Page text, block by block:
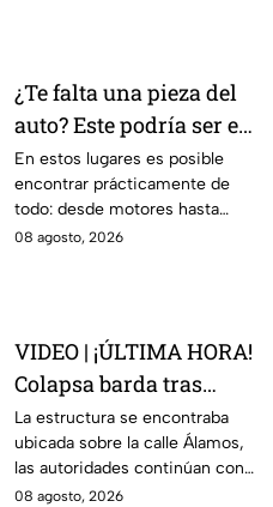
¿Te falta una pieza del
auto? Este podría ser el
lugar ideal para los
automovilistas
En estos lugares es posible
encontrar prácticamente de
todo: desde motores hasta
transmisores.
08 agosto, 2026
VIDEO | ¡ÚLTIMA HORA!
Colapsa barda tras
intensa lluvia en León;
¿hay personas
lesionadas?
La estructura se encontraba
ubicada sobre la calle Álamos,
las autoridades continúan con
las investigaciones.
08 agosto, 2026